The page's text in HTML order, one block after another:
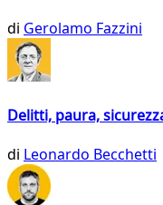
di Gerolamo Fazzini
Delitti, paura,
di Leonardo Becchetti